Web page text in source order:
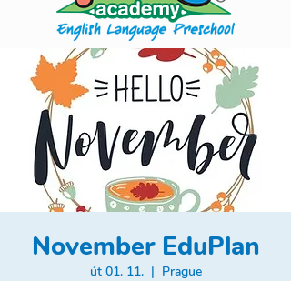
November EduPlan
út 01. 11.
  |
Prague